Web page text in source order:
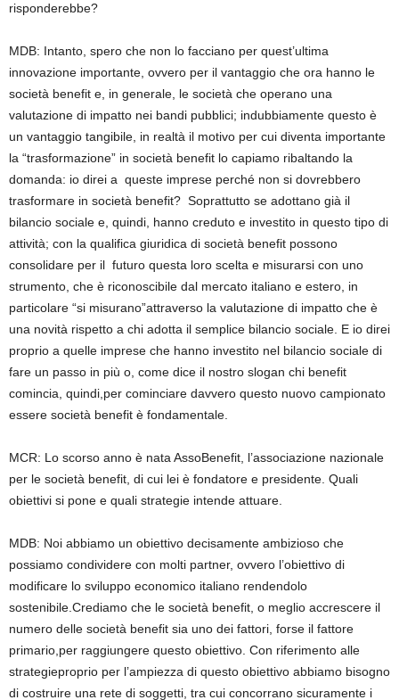
risponderebbe?
MDB: Intanto spero che non lo facciano per quest’ultima
innovazione importante , ovvero per il vantaggio che ora hanno le
società benefit e in generale le società che operano una
valutazione di impatto nei bandi pubblici; indubbiamente questo è
un vantaggio tangibile in realtà il motivo per cui diventa importante
la “trasformazione” in società benefit lo capiamo ribaltando la
domanda: io direi a queste imprese perché non si dovrebbero
trasformare in società benefit? Soprattutto se adottano già il
bilancio sociale e quindi hanno creduto e investito in questo tipo di
attività; con la qualifica giuridica di società benefit possono
consolidare per il futuro questa loro scelta e misurarsi con uno
strumento che è riconoscibile dal mercato italiano e estero in
particolare “si misurano”attraverso la valutazione di impatto che è
una novità rispetto a chi adotta il semplice bilancio sociale. E io direi
proprio a quelle imprese che hanno investito nel bilancio sociale di
fare un passo in più o come dice il nostro slogan chi benefit
comincia quindi per cominciare davvero questo nuovo campionato
essere società benefit è fondamentale
MCR: Lo scorso anno è nata AssoBenefit , l’associazione nazionale
per le società benefit, di cui lei è fondatore e presidente. Quali
obiettivi si pone e quali strategie intende attuare.
MDB: Noi abbiamo un obiettivo decisamente ambizioso che
possiamo condividere con molti partner, ovvero l’obiettivo di
modificare lo sviluppo economico italiano rendendolo
sostenibile Crediamo che le società benefit, o meglio accrescere il
numero delle società benefit sia uno dei fattori, forse il fattore
primario per raggiungere questo obiettivo. Con riferimento alle
strategieproprio per l’ampiezza di questo obiettivo abbiamo bisogno
di costruire una rete di soggetti tra cui concorrano sicuramente i